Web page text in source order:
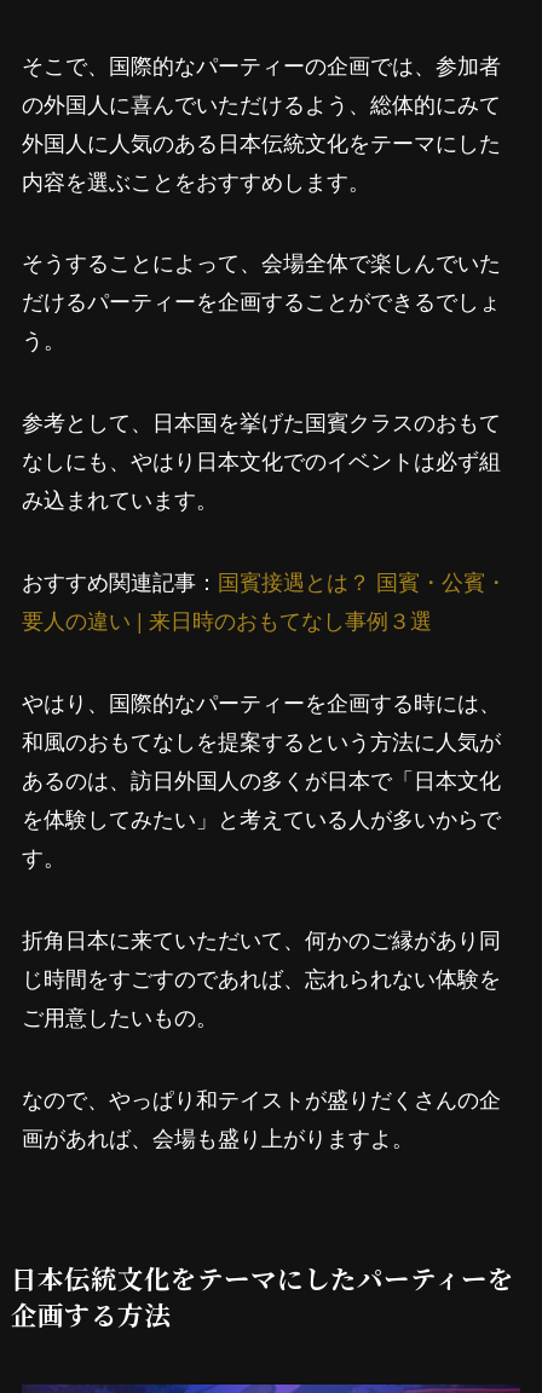
そこで、国際的なパーティーの企画では、参加者
の外国人に喜んでいただけるよう、総体的にみて
外国人に人気のある日本伝統文化をテーマにした
内容を選ぶことをおすすめします。
そうすることによって、会場全体で楽しんでいた
だけるパーティーを企画することができるでしょ
う。
参考として、日本国を挙げた国賓クラスのおもて
なしにも、やはり日本文化でのイベントは必ず組
み込まれています。
おすすめ関連記事： 国賓接遇とは？ 国賓・公賓・
要人の違い | 来日時のおもてなし事例３選
やはり、国際的なパーティーを企画する時には、
和風のおもてなしを提案するという方法に人気が
あるのは、訪日外国人の多くが日本で「日本文化
を体験してみたい」と考えている人が多いからで
す。
折角日本に来ていただいて、何かのご縁があり同
じ時間をすごすのであれば、忘れられない体験を
ご用意したいもの。
なので、やっぱり和テイストが盛りだくさんの企
画があれば、会場も盛り上がりますよ。
日本伝統文化をテーマにしたパーティーを
企画する方法